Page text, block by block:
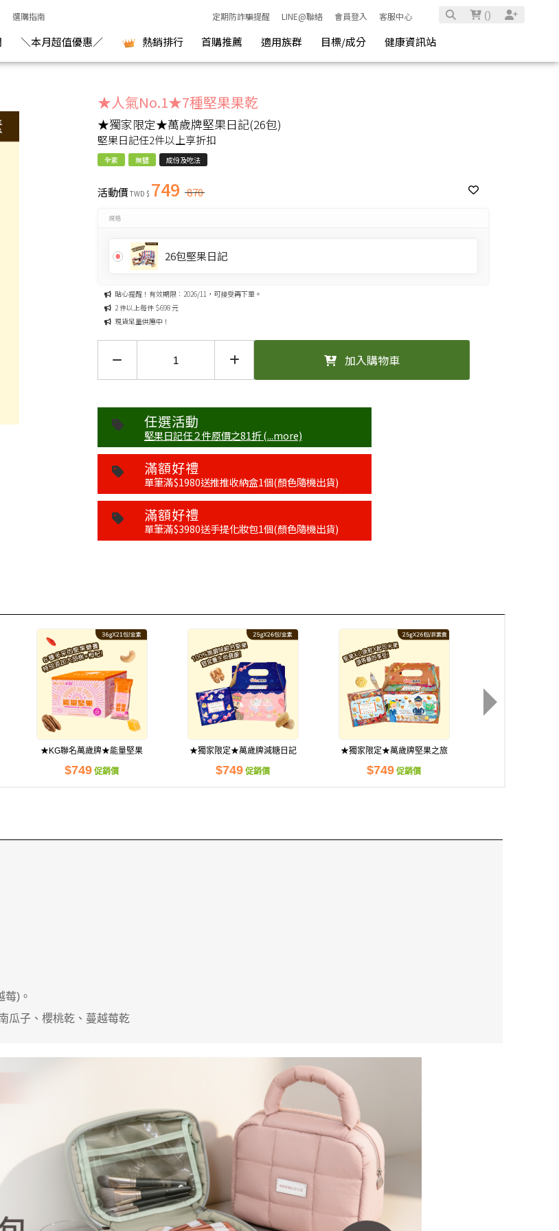
選購指南 定期防詐騙提醒 LINE@聯絡 會員登入 客服中心 ()
＼本月超值優惠／ 熱銷排行 首購推薦 適用族群 目標/成分 健康資訊站
★人氣No.1★7種堅果果乾
★獨家限定★萬歲牌堅果日記(26包)
堅果日記任2件以上享折扣
全素 無鹽 成份及吃法
活動價 TWD $ 749 870
規格
26包堅果日記
貼心提醒！有效期限：2026/11，可接受再下單。
2 件以上每件 $698 元
現貨足量供應中！
加入購物車
任選活動
堅果日記任２件原價之81折 (...more)
滿額好禮
單筆滿$1980送推推收納盒1個(顏色隨機出貨)
滿額好禮
單筆滿$3980送手提化妝包1個(顏色隨機出貨)
★KG聯名萬歲牌★能量堅果
(36gX21包/盒)
$749 促銷價
★獨家限定★萬歲牌減糖日記
(26包)
$749 促銷價
★獨家限定★萬歲牌堅果之旅
(26包)
$749 促銷價
)。
瓜子、櫻桃乾、蔓越莓乾